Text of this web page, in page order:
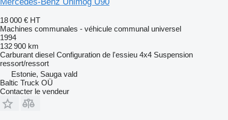
18 000 € HT
Machines communales - véhicule communal universel
1994
132 900 km
Carburant diesel Configuration de l'essieu 4x4 Suspension
ressort/ressort
Estonie, Sauga vald
Baltic Truck OÜ
Contacter le vendeur